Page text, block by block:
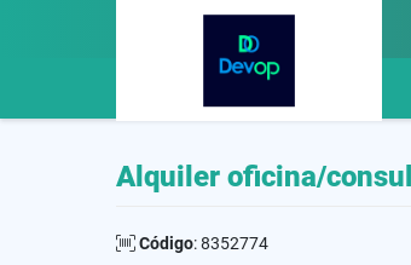
Alquiler oficina/
Código: 8352774